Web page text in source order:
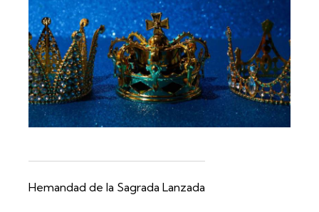
Hemandad de la Sagrada Lanzada